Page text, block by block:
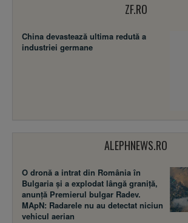
ZF.RO
China devastează ultima redută a
industriei germane
ALEPHNEWS.RO
O dronă a intrat din România în
Bulgaria și a explodat lângă graniță,
anunță Premierul bulgar Radev.
MApN: Radarele nu au detectat niciun
vehicul aerian